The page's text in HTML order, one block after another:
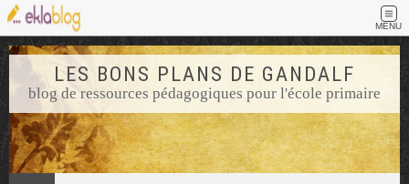
MENU
LES BONS PLANS DE GANDALF
blog de ressources pédagogiques pour l'école primaire